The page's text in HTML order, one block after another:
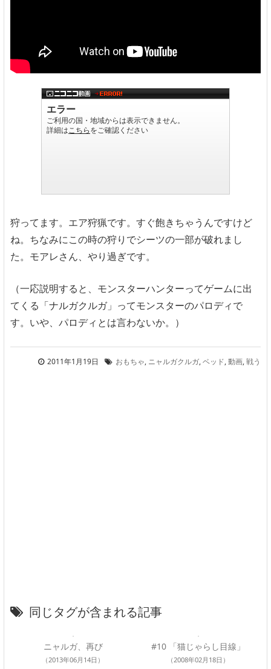
狩ってます。エア狩猟です。すぐ飽きちゃうんですけど
ね。ちなみにこの時の狩りでシーツの一部が破れまし
た。モアレさん、やり過ぎです。
（一応説明すると、モンスターハンターってゲームに出
てくる「ナルガクルガ」ってモンスターのパロディで
す。いや、パロディとは言わないか。）
2011年1月19日 おもちゃ, ニャルガクルガ,ベッド,動画,戦う
同じタグが含まれる記事
ニャルガ、再び
（2013年06月14日）
#10 「猫じゃらし目線」
（2008年02月18日）